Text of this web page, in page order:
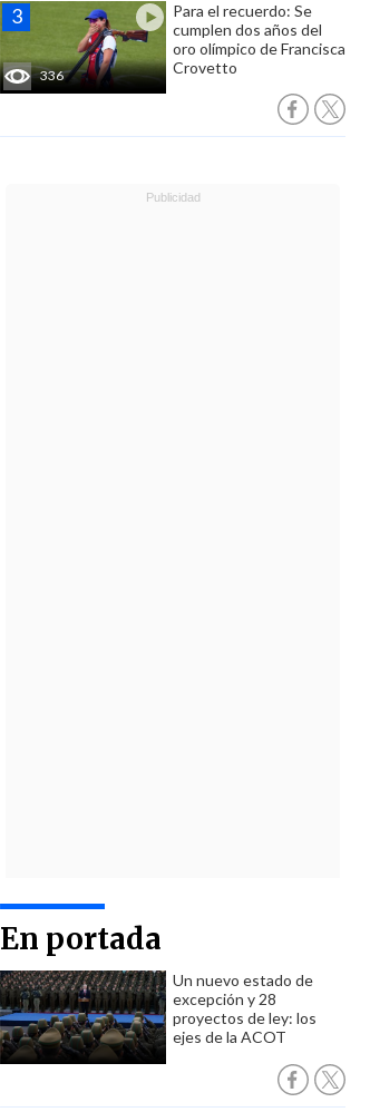
336
Para el recuerdo: Se
cumplen dos años del
oro olímpico de Francisca
Crovetto
En portada
Un nuevo estado de
excepción y 28
proyectos de ley: los
ejes de la ACOT